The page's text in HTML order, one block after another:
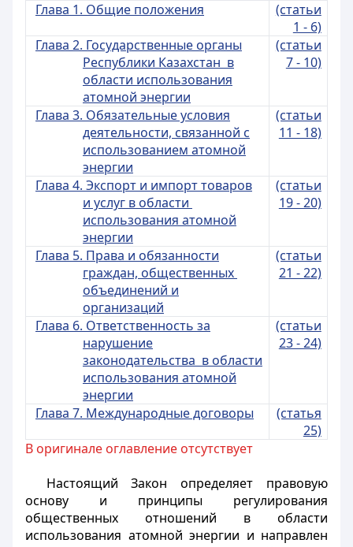
Глава 1. Общие положения
(статьи
1 - 6)
Глава 2. Государственные органы
Республики Казахстан в
области использования
атомной энергии
(статьи
7 - 10)
Глава 3. Обязательные условия
деятельности, связанной с
использованием атомной
энергии
(статьи
11 - 18)
Глава 4. Экспорт и импорт товаров
и услуг в области
использования атомной
энергии
(статьи
19 - 20)
Глава 5. Права и обязанности
граждан, общественных
объединений и
организаций
(статьи
21 - 22)
Глава 6. Ответственность за
нарушение
законодательства в области
использования атомной
энергии
(статьи
23 - 24)
Глава 7. Международные договоры
(статья
25)
В оригинале оглавление отсутствует
Настоящий Закон определяет правовую
основу и принципы регулирования
общественных отношений в области
использования атомной энергии и направлен